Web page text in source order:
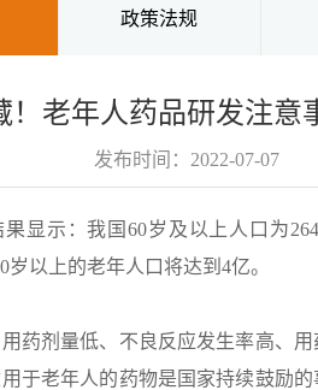
政策法规
！老年人药品研发注意
发布时间：2022-07-07
显示：我国60岁及以上人口为
岁以上的老年人口将达到4亿。
药剂量低、不良反应发生率高、
于老年人的药物是国家持续鼓励